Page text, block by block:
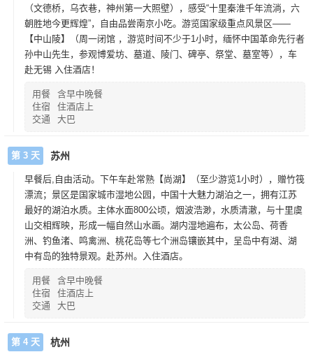
（文德桥，乌衣巷，神州第一大照壁），感受“十里秦淮千年流淌，六
朝胜地今更辉煌”，自由品尝南京小吃。游览国家级重点风景区——
【中山陵】（周一闭馆 ，游览时间不少于1小时，缅怀中国革命先行者
孙中山先生，参观博爱坊、墓道、陵门、碑亭、祭堂、墓室等），车
赴无锡 入住酒店！
用餐
含早中晚餐
住宿
住酒店上
交通
大巴
第 3 天 苏州
早餐后,自由活动。下午车赴常熟【尚湖】（至少游览1小时），赠竹筏
漂流；景区是国家城市湿地公园，中国十大魅力湖泊之一，拥有江苏
最好的湖泊水质。主体水面800公顷，烟波浩渺，水质清澈，与十里虞
山交相辉映，形成一幅自然山水画。湖内湿地遍布，太公岛、荷香
洲、钓鱼渚、鸣禽洲、桃花岛等七个洲岛镶嵌其中，呈岛中有湖、湖
中有岛的独特景观。赴苏州。入住酒店。
用餐
含早中晚餐
住宿
住酒店上
交通
大巴
第 4 天 杭州